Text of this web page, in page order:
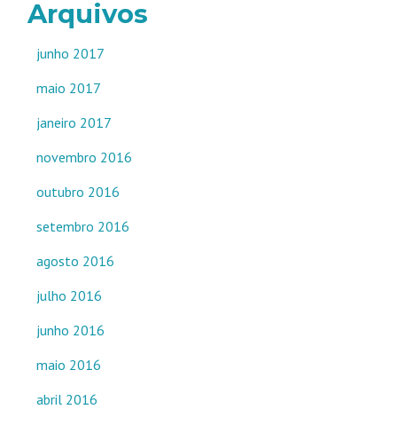
Arquivos
junho 2017
maio 2017
janeiro 2017
novembro 2016
outubro 2016
setembro 2016
agosto 2016
julho 2016
junho 2016
maio 2016
abril 2016